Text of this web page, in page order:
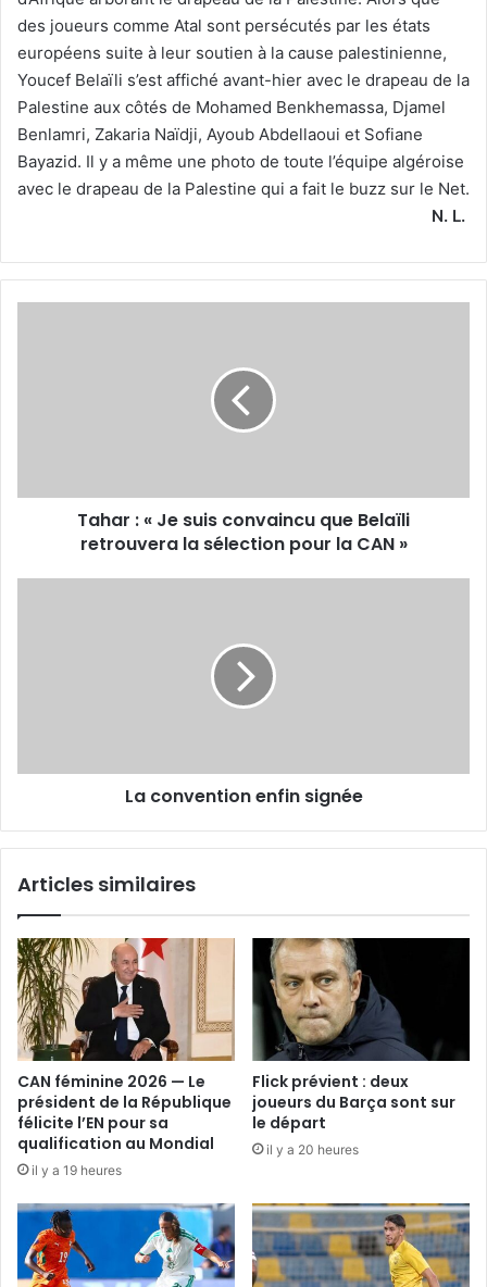
des joueurs comme Atal sont persécutés par les états
européens suite à leur soutien à la cause palestinienne,
Youcef Belaïli s’est affiché avant-hier avec le drapeau de la
Palestine aux côtés de Mohamed Benkhemassa, Djamel
Benlamri, Zakaria Naïdji, Ayoub Abdellaoui et Sofiane
Bayazid. Il y a même une photo de toute l’équipe algéroise
avec le drapeau de la Palestine qui a fait le buzz sur le Net.
N. L.
retrouvera
Tahar : « Je suis convaincu que Belaïli
retrouvera la sélection pour la CAN »
La convention enfin signée
Articles similaires
CAN féminine 2026 — Le
président de la République
félicite l’EN pour sa
qualification au Mondial
il y a 19 heures
Flick prévient : deux
joueurs du Barça sont sur
le départ
il y a 20 heures